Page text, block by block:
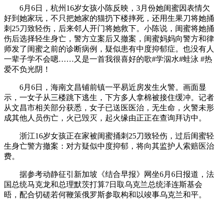
6月6日，杭州16岁女孩小陈反映，3月份她闺蜜因表情欠
好到她家玩，不只把她家的猫扔下楼摔死，还用生果刀将她捅
刺25刀致轻伤，后来邻人开门将她救下。小陈说，闺蜜将她捅
伤后选择轻生身亡，警方立案后又撤案，闺蜜妈妈向警方和律
师发了闺蜜之前的诊断病例，疑似患有中度抑郁症。也没有人
一辈子学不会嗯……又是一首我很喜好的歌#学泅水#蛙泳 #热
爱不负光阴！
6月6日，海南文昌铺前镇一平易近房发生火警。画面显
示，一女子从三楼跳下逃生，下方多人拿棉被接住缓冲。记者
从文昌市相关部分获悉，女子已送医医治，无生命，火警未形
成其他人员伤亡，火已毁灭，起火缘由正正在查询拜访中。
浙江16岁女孩正在家被闺蜜捅刺25刀致轻伤，过后闺蜜轻
生身亡警方撤案：对方疑似中度抑郁，将向其监护人索赔医治
费。
据参考动静征引新加坡《结合早报》网坐6月6日报道，法
国总统马克龙和总理默茨打算7日取乌克兰总统泽连斯基会
晤，配合切磋若何鞭策俄罗斯参取构和以竣事乌克兰和平。